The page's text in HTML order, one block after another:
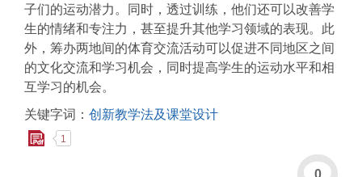
子们的运动潜力。同时，透过训练，他们还可以改善学
生的情绪和专注力，甚至提升其他学习领域的表现。此
外，筹办两地间的体育交流活动可以促进不同地区之间
的文化交流和学习机会，同时提高学生的运动水平和相
互学习的机会。
关键字词： 创新教学法及课堂设计
1
0